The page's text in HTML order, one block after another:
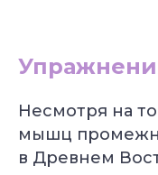
Несмотря на
мышц
в Древнем